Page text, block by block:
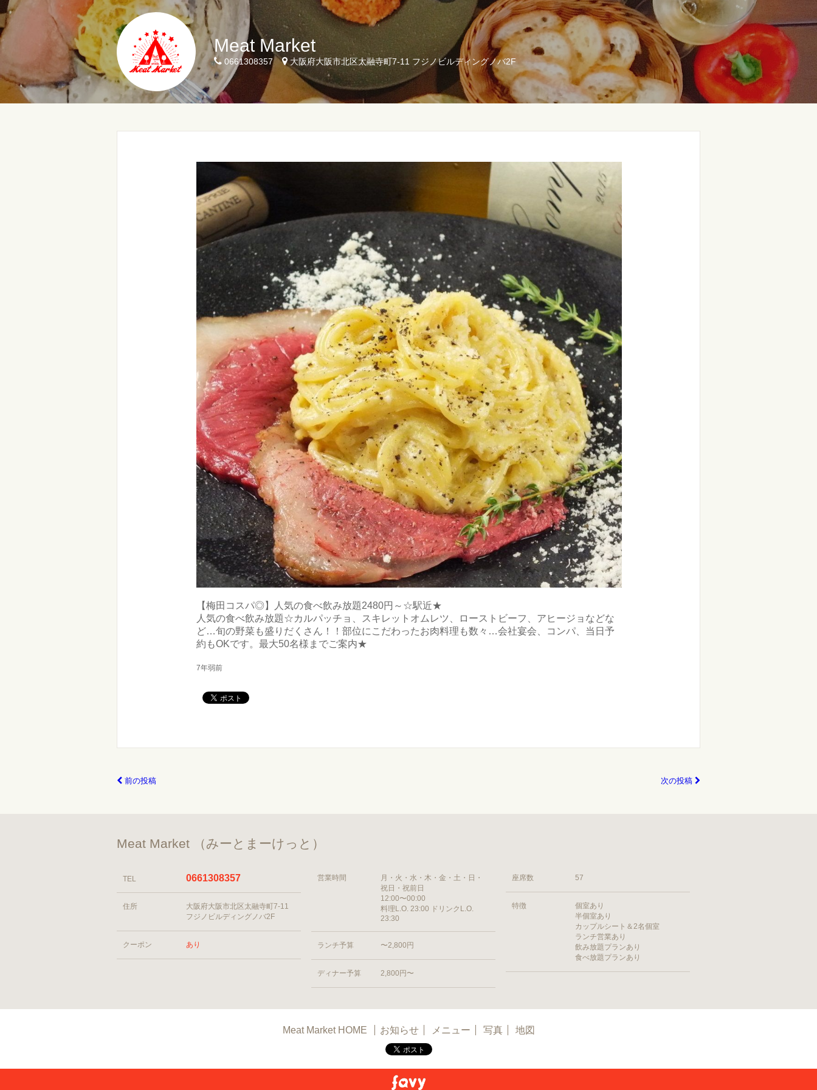
Meat Market
0661308357 大阪府大阪市北区太融寺町7-11 フジノビルディングノバ2F
【梅田コスパ◎】人気の食べ飲み放題2480円～☆駅近★
人気の食べ飲み放題☆カルパッチョ、スキレットオムレツ、ローストビーフ、アヒージョなどな
ど…旬の野菜も盛りだくさん！！部位にこだわったお肉料理も数々…会社宴会、コンパ、当日予
約もOKです。最大50名様までご案内★
7年弱前
前の投稿 次の投稿
Meat Market （みーとまーけっと）
TEL 0661308357
住所
大阪府大阪市北区太融寺町7-11
フジノビルディングノバ2F
クーポン あり
営業時間
月・火・水・木・金・土・日・
祝日・祝前日
12:00〜00:00
料理L.O. 23:00 ドリンクL.O.
23:30
ランチ予算 〜2,800円
ディナー予算 2,800円〜
座席数 57
特徴
個室あり
半個室あり
カップルシート＆2名個室
ランチ営業あり
飲み放題プランあり
食べ放題プランあり
Meat Market HOME お知らせ メニュー 写真 地図